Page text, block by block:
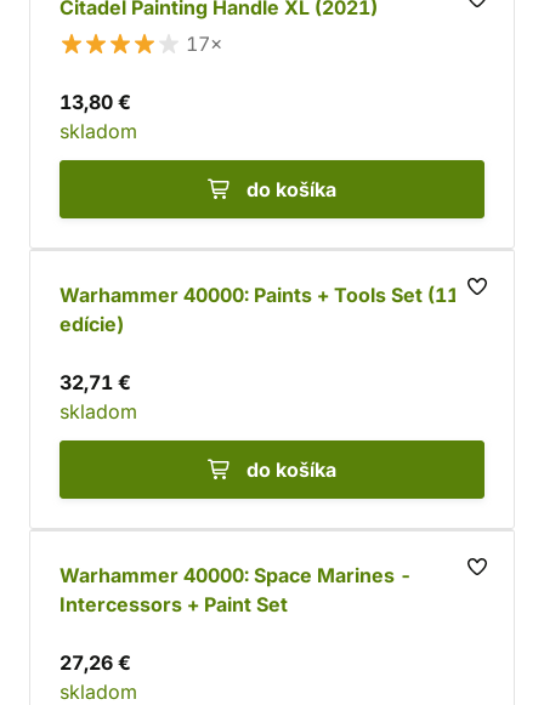
Citadel Painting Handle XL (2021)
17×
13,80 €
skladom
do košíka
Warhammer 40000: Paints + Tools Set (11.
edície)
32,71 €
skladom
do košíka
Warhammer 40000: Space Marines -
Intercessors + Paint Set
27,26 €
skladom